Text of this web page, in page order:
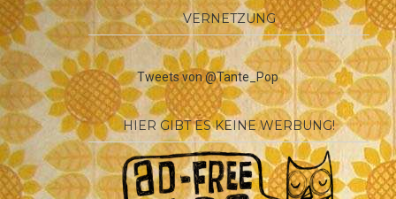
VERNETZUNG
Tweets von @Tante_Pop
HIER GIBT ES KEINE WERBUNG!